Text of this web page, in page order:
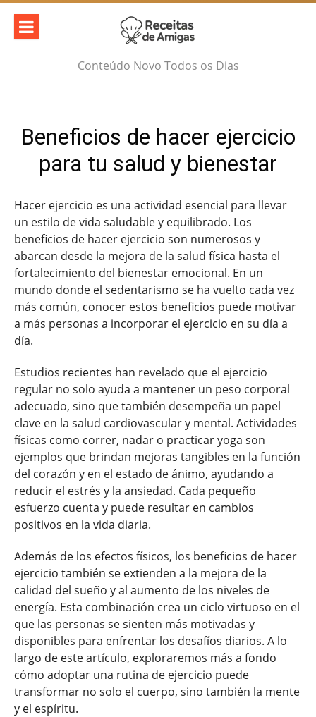
Skip
content
Conteúdo Novo Todos os Dias
Beneficios de hacer ejercicio
para tu salud y bienestar
Hacer ejercicio es una actividad esencial para llevar
un estilo de vida saludable y equilibrado. Los
beneficios de hacer ejercicio son numerosos y
abarcan desde la mejora de la salud física hasta el
fortalecimiento del bienestar emocional. En un
mundo donde el sedentarismo se ha vuelto cada vez
más común, conocer estos beneficios puede motivar
a más personas a incorporar el ejercicio en su día a
día.
Estudios recientes han revelado que el ejercicio
regular no solo ayuda a mantener un peso corporal
adecuado, sino que también desempeña un papel
clave en la salud cardiovascular y mental. Actividades
físicas como correr, nadar o practicar yoga son
ejemplos que brindan mejoras tangibles en la función
del corazón y en el estado de ánimo, ayudando a
reducir el estrés y la ansiedad. Cada pequeño
esfuerzo cuenta y puede resultar en cambios
positivos en la vida diaria.
Además de los efectos físicos, los beneficios de hacer
ejercicio también se extienden a la mejora de la
calidad del sueño y al aumento de los niveles de
energía. Esta combinación crea un ciclo virtuoso en el
que las personas se sienten más motivadas y
disponibles para enfrentar los desafíos diarios. A lo
largo de este artículo, exploraremos más a fondo
cómo adoptar una rutina de ejercicio puede
transformar no solo el cuerpo, sino también la mente
y el espíritu.